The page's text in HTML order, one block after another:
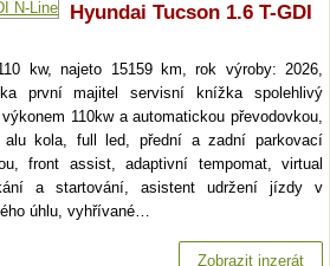
Hyundai Tucson 1.6 T-GDI
kw, najeto 15159 km, rok výroby: 2026,
první majitel servisní knížka spolehlivý
110kw a automatickou převodovkou,
kola, full led, přední a zadní parkovací
front assist, adaptivní tempomat, virtual
a startování, asistent udržení jízdy v
úhlu, vyhřívané…
Zobrazit inzerát